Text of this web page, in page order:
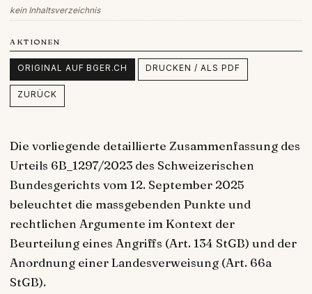
kein Inhaltsverzeichnis
AKTIONEN
ORIGINAL AUF BGER.CH DRUCKEN / ALS PDF
ZURÜCK
Die vorliegende detaillierte Zusammenfassung des
Urteils 6B_1297/2023 des Schweizerischen
Bundesgerichts vom 12. September 2025
beleuchtet die massgebenden Punkte und
rechtlichen Argumente im Kontext der
Beurteilung eines Angriffs (Art. 134 StGB) und der
Anordnung einer Landesverweisung (Art. 66a
StGB).